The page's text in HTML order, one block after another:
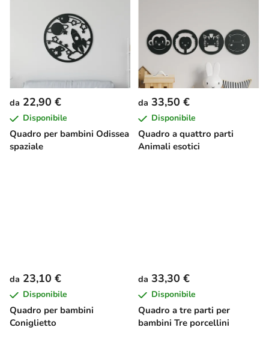
Quadro per bambini Odissea
spaziale
da 22,90 €
Disponibile
Quadro a quattro parti
Animali esotici
da 33,50 €
Disponibile
Quadro per bambini
Coniglietto
da 23,10 €
Disponibile
Quadro a tre parti per
bambini Tre porcellini
da 33,30 €
Disponibile